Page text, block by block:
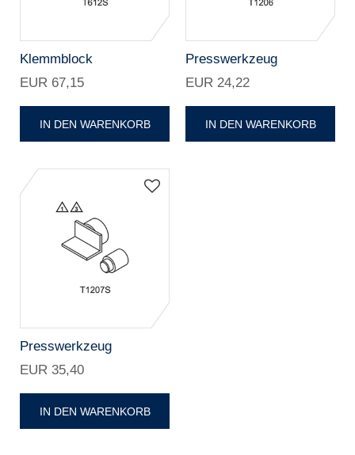
Klemmblock
EUR 67,15
IN DEN WARENKORB
Presswerkzeug
EUR 24,22
IN DEN WARENKORB
Presswerkzeug
EUR 35,40
IN DEN WARENKORB